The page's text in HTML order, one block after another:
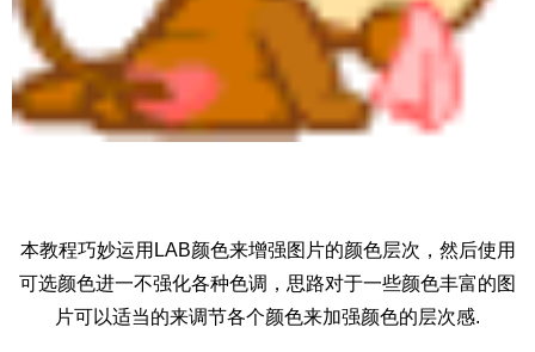
本教程巧妙运用LAB颜色来增强图片的颜色层次，然后使用
可选颜色进一不强化各种色调，思路对于一些颜色丰富的图
片可以适当的来调节各个颜色来加强颜色的层次感.